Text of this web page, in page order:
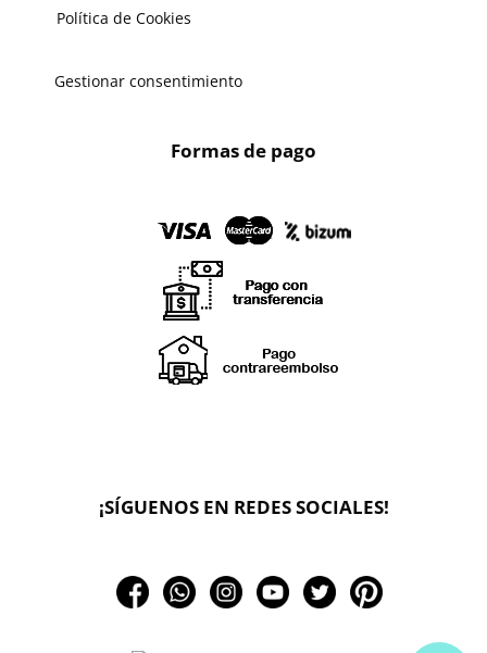
Política de Cookies
Gestionar consentimiento
Formas de pago
¡SÍGUENOS EN REDES SOCIALES!
📦 Seguimiento de mi pedido